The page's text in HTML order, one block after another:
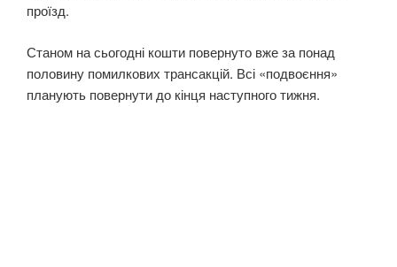
проїзд.
Станом на сьогодні кошти повернуто вже за понад
половину помилкових трансакцій. Всі «подвоєння»
планують повернути до кінця наступного тижня.